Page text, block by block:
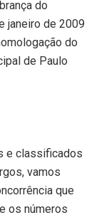
do
janeiro de 2009
do
de Paulo
e classificados
vamos
que
os números